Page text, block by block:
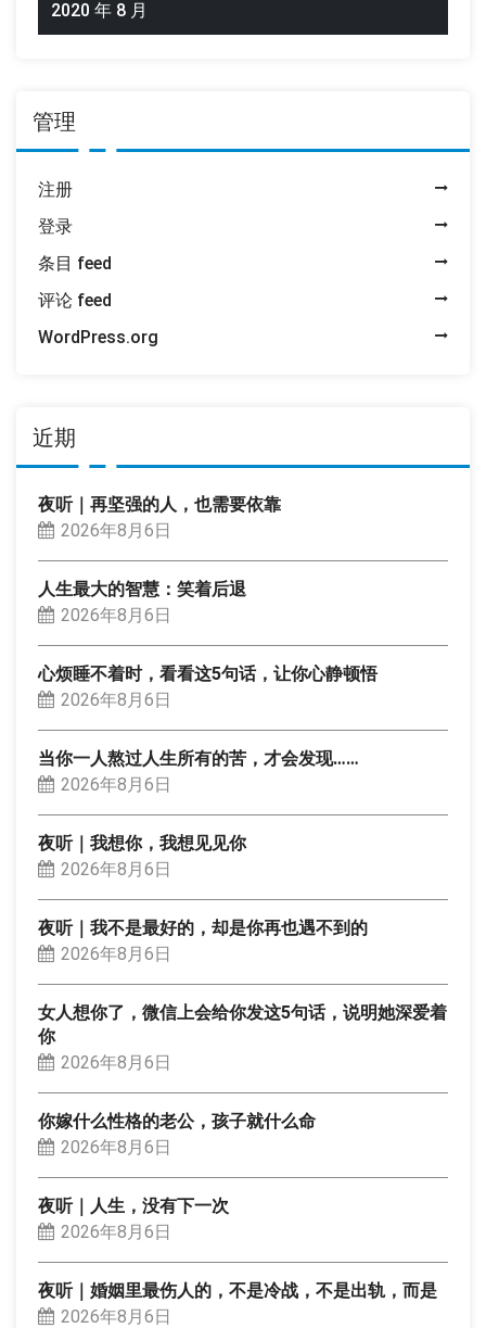
2020 年 8 月
管理
注册
登录
条目 feed
评论 feed
WordPress.org
近期
夜听｜再坚强的人，也需要依靠
2026年8月6日
人生最大的智慧：笑着后退
2026年8月6日
心烦睡不着时，看看这5句话，让你心静顿悟
2026年8月6日
当你一人熬过人生所有的苦，才会发现……
2026年8月6日
夜听｜我想你，我想见见你
2026年8月6日
夜听｜我不是最好的，却是你再也遇不到的
2026年8月6日
女人想你了，微信上会给你发这5句话，说明她深爱着
你
2026年8月6日
你嫁什么性格的老公，孩子就什么命
2026年8月6日
夜听｜人生，没有下一次
2026年8月6日
夜听｜婚姻里最伤人的，不是冷战，不是出轨，而是
2026年8月6日